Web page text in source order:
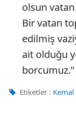
olsun vatan
Bir vatan
edilmiş
ait olduğu
borcumuz."
Etiketler : Kemal